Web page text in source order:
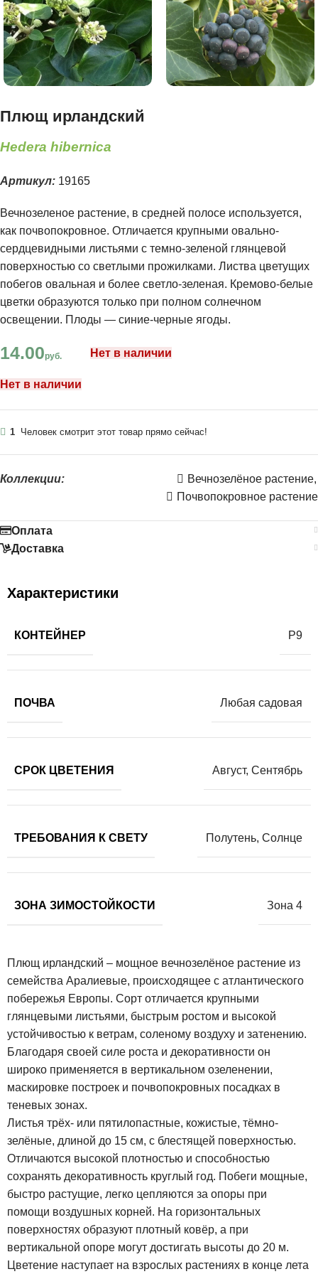
Плющ ирландский
Hedera hibernica
Артикул: 19165
Вечнозеленое растение, в средней полосе используется,
как почвопокровное. Отличается крупными овально-
сердцевидными листьями с темно-зеленой глянцевой
поверхностью со светлыми прожилками. Листва цветущих
побегов овальная и более светло-зеленая. Кремово-белые
цветки образуются только при полном солнечном
освещении. Плоды — синие-черные ягоды.
14.00руб. Нет в наличии
Нет в наличии
1 Человек смотрит этот товар прямо сейчас!
Коллекции: Вечнозелёное растение,
Почвопокровное растение
Оплата
Доставка
Характеристики
КОНТЕЙНЕР Р9
ПОЧВА Любая садовая
СРОК ЦВЕТЕНИЯ Август, Сентябрь
ТРЕБОВАНИЯ К СВЕТУ Полутень, Солнце
ЗОНА ЗИМОСТОЙКОСТИ Зона 4
Плющ ирландский – мощное вечнозелёное растение из
семейства Аралиевые, происходящее с атлантического
побережья Европы. Сорт отличается крупными
глянцевыми листьями, быстрым ростом и высокой
устойчивостью к ветрам, соленому воздуху и затенению.
Благодаря своей силе роста и декоративности он
широко применяется в вертикальном озеленении,
маскировке построек и почвопокровных посадках в
теневых зонах.
Листья трёх- или пятилопастные, кожистые, тёмно-
зелёные, длиной до 15 см, с блестящей поверхностью.
Отличаются высокой плотностью и способностью
сохранять декоративность круглый год. Побеги мощные,
быстро растущие, легко цепляются за опоры при
помощи воздушных корней. На горизонтальных
поверхностях образуют плотный ковёр, а при
вертикальной опоре могут достигать высоты до 20 м.
Цветение наступает на взрослых растениях в конце лета